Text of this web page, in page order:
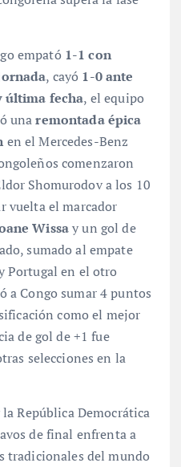
empató 1-1 con
, cayó 1-0 ante
última fecha, el equipo
unaremontada épica
en el Mercedes-Benz
comenzaron
Shomurodov a los 10
vuelta el marcador
Wissay un gol de
sumado al empate
Portugal en el otro
a Congo sumar 4 puntos
como el mejor
de gol de +1 fue
selecciones en la
República Democrática
de final enfrenta a
tradicionales del mundo